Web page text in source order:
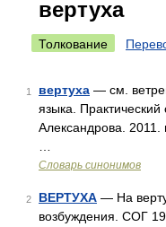
вертуха
Толкование
1 вертуха — см.
языка.
Александрова. 2011.
Словарь синонимов
2 ВЕРТУХА — На
возбуждения. СОГ